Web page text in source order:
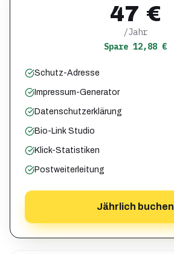
47 €
/Jahr
Spare 12,88 €
Schutz-Adresse
Impressum-Generator
Datenschutzerklärung
Bio-Link Studio
Klick-Statistiken
Postweiterleitung
Jährlich buchen